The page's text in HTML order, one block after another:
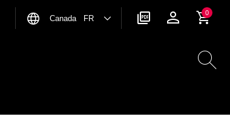
Canada FR
0